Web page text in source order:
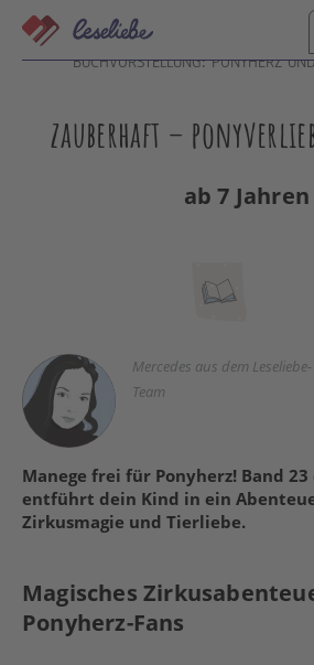
Direkt
zum
Inhalt
BUCHVORSTELLUNG: PONYHERZ
zauberhaft –
ab 7 Jahren
Mercedes aus dem Leseliebe-
Team
Manege frei für Ponyherz! Band
entführt dein Kind in ein
Zirkusmagie und Tierliebe.
Magisches
Ponyherz-Fans